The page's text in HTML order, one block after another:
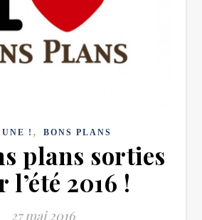
! , BONS PLANS
plans sorties
l’été 2016 !
27 mai 2016